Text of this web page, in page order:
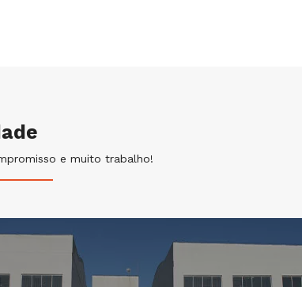
e muito trabalho!